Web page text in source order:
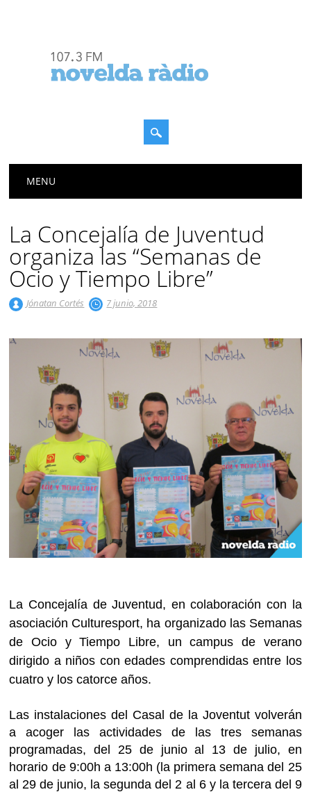
Menú principal
MENU
La Concejalía de Juventud
organiza las “Semanas de
Ocio y Tiempo Libre”
Jónatan Cortés 7 junio, 2018
La Concejalía de Juventud, en colaboración con la
asociación Culturesport, ha organizado las Semanas
de Ocio y Tiempo Libre, un campus de verano
dirigido a niños con edades comprendidas entre los
cuatro y los catorce años.
Las instalaciones del Casal de la Joventut volverán
a acoger las actividades de las tres semanas
programadas, del 25 de junio al 13 de julio, en
horario de 9:00h a 13:00h (la primera semana del 25
al 29 de junio, la segunda del 2 al 6 y la tercera del 9